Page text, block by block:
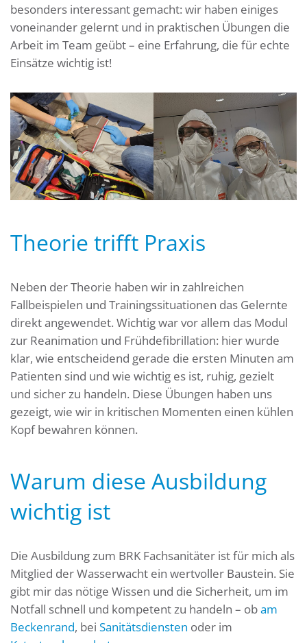
besonders interessant gemacht: wir haben einiges
voneinander gelernt und in praktischen Übungen die
Arbeit im Team geübt – eine Erfahrung, die für echte
Einsätze wichtig ist!
Theorie trifft Praxis
Neben der Theorie haben wir in zahlreichen
Fallbeispielen und Trainingssituationen das Gelernte
direkt angewendet. Wichtig war vor allem das Modul
zur Reanimation und Frühdefibrillation: hier wurde
klar, wie entscheidend gerade die ersten Minuten am
Patienten sind und wie wichtig es ist, ruhig, gezielt
und sicher zu handeln. Diese Übungen haben uns
gezeigt, wie wir in kritischen Momenten einen kühlen
Kopf bewahren können.
Warum diese Ausbildung
wichtig ist
Die Ausbildung zum BRK Fachsanitäter ist für mich als
Mitglied der Wasserwacht ein wertvoller Baustein. Sie
gibt mir das nötige Wissen und die Sicherheit, um im
Notfall schnell und kompetent zu handeln – obam
Beckenrand, bei Sanitätsdiensten oder im